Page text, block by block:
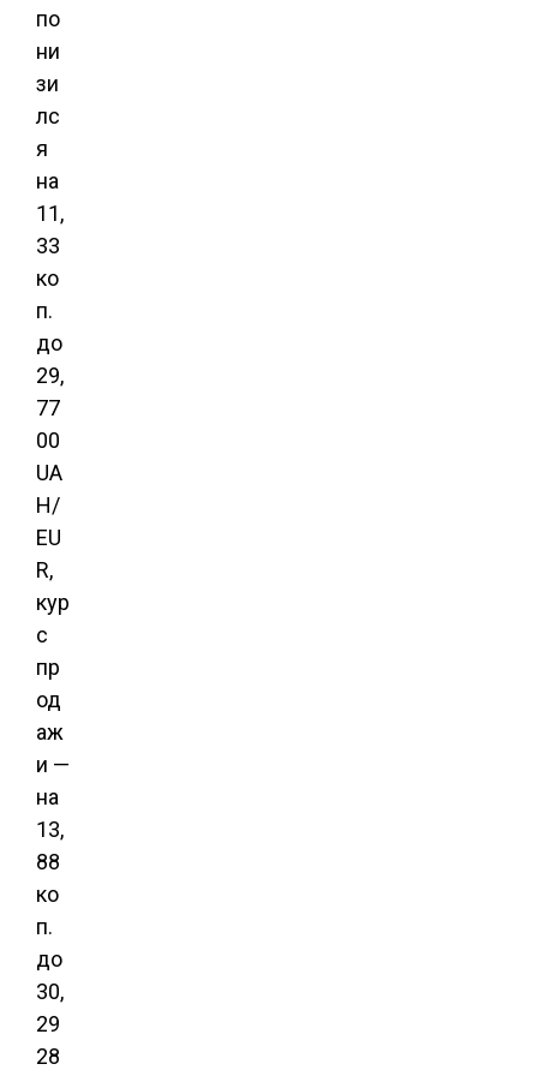
по
ни
зи
лс
я
на
11,
33
ко
п.
до
29,
77
00
UA
H/
EU
R,
кур
с
пр
од
аж
и —
на
13,
88
ко
п.
до
30,
29
28